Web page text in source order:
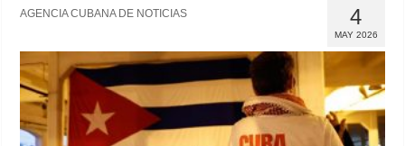
4
MAY 2026
AGENCIA CUBANA DE NOTICIAS